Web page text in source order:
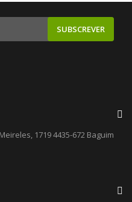
SUBSCREVER
1719 4435-672 Baguim